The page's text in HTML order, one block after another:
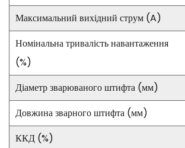
Максимальний вихідний струм (A)
Номінальна тривалість навантаження
(%)
Діаметр зварюваного штифта (мм)
Довжина зварного штифта (мм)
ККД (%)